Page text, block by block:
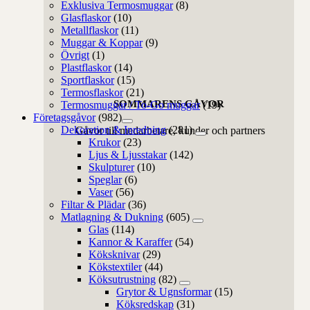
SOMMARENS GÅVOR
Gåvor till medarbetare, kunder och partners
Exklusiva Termosmuggar (8)
Glasflaskor (10)
Metallflaskor (11)
Muggar & Koppar (9)
Övrigt (1)
Plastflaskor (14)
Sportflaskor (15)
Termosflaskor (21)
Termosmuggar / To-Go muggar (19)
Företagsgåvor (982)
Dekoration & Inredning (281)
Krukor (23)
Ljus & Ljusstakar (142)
Skulpturer (10)
Speglar (6)
Vaser (56)
Filtar & Plädar (36)
Matlagning & Dukning (605)
Glas (114)
Kannor & Karaffer (54)
Köksknivar (29)
Kökstextiler (44)
Köksutrustning (82)
Grytor & Ugnsformar (15)
Köksredskap (31)